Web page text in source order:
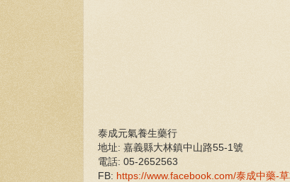
泰成元氣養生藥行
地址: 嘉義縣大林鎮中山路55-1號
電話: 05-2652563
FB: https://www.facebook.com/泰成中藥-